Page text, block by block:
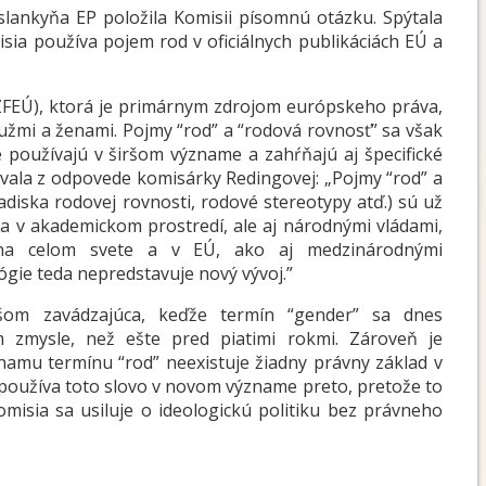
EP položila Komisii písomnú otázku. Spýtala
používa pojem rod v oficiálnych publikáciách EÚ a
ktorá je primárnym zdrojom európskeho práva,
a ženami. Pojmy “rod” a “rodová rovnosť” sa však
v širšom význame a zahŕňajú aj špecifické
z odpovede komisárky Redingovej: „Pojmy “rod” a
rodovej rovnosti, rodové stereotypy atď.) sú už
akademickom prostredí, ale aj národnými vládami,
celom svete a v EÚ, ako aj medzinárodnými
teda nepredstavuje nový vývoj.”
zavádzajúca, keďže termín “gender” sa dnes
zmysle, než ešte pred piatimi rokmi. Zároveň je
termínu “rod” neexistuje žiadny právny základ v
toto slovo v novom význame preto, pretože to
sa usiluje o ideologickú politiku bez právneho